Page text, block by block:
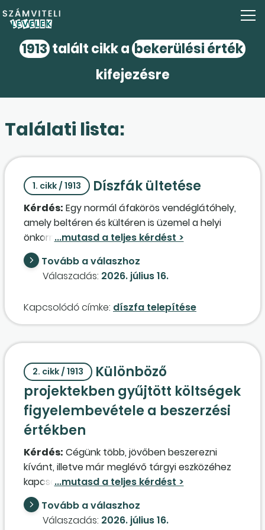
1913 talált cikk a bekerülési érték
kifejezésre
Találati lista:
1. cikk / 1913 Díszfák ültetése
Kérdés: Egy normál áfakörös vendéglátóhely,
amely beltéren és kültéren is üzemel a helyi
önkormányzattól bérelt ingatlanon, díszfákat
ültet a kertbe. A díszfák és az ültetési munkák
ellenértéke 1 M Ft + áfa. Levonható-e az áfa és
milyen arányban, ha kizárólag adóköteles
építmények közé kell aktiválni az 1 M Ft értékű
fákat, vagy bérelt ingatlanon végzett
beruházásként kell kezelni? Milyen leírási
adott fatípus várható élettartamát vesszük
alapul?
Tovább a válaszhoz
Válaszadás: 2026. július 16.
Kapcsolódó címke: díszfa telepítése
2. cikk / 1913
Különböző
projektekben gyűjtött költségek
figyelembevétele a beszerzési
értékben
Kérdés: Cégünk több, jövőben beszerezni
kívánt, illetve már meglévő tárgyi eszközéhez
kapcsolódóan projekteket hozott létre. Ezekben
a projektekben gyűjtjük azokat a
tevékenységeket órákra lebontva, amelyeket a
kollégák végeznek, és aminek a vége a
Tovább a válaszhoz
Válaszadás: 2026. július 16.